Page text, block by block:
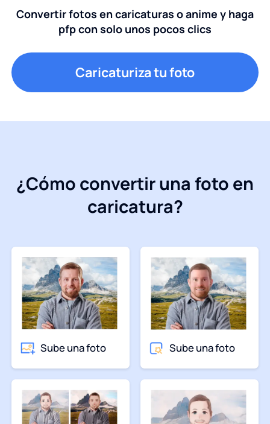
Convertir fotos en caricaturas o anime y haga
pfp con solo unos pocos clics
Caricaturiza tu foto
¿Cómo convertir una foto en
caricatura?
Sube una foto Sube una foto